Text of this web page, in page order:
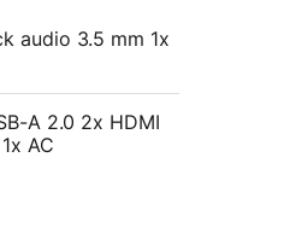
audio 3.5 mm 1x
A 2.0 2x HDMI
AC